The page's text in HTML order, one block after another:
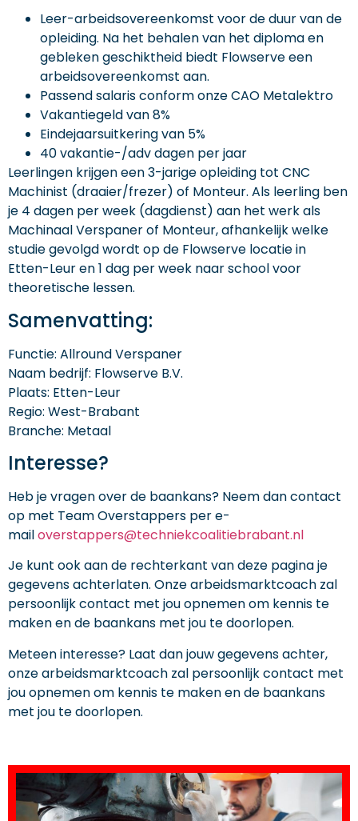
Leer-arbeidsovereenkomst voor de duur van de
opleiding. Na het behalen van het diploma en
gebleken geschiktheid biedt Flowserve een
arbeidsovereenkomst aan.
Passend salaris conform onze CAO Metalektro
Vakantiegeld van 8%
Eindejaarsuitkering van 5%
40 vakantie-/adv dagen per jaar
Leerlingen krijgen een 3-jarige opleiding tot CNC
Machinist (draaier/frezer) of Monteur. Als leerling ben
je 4 dagen per week (dagdienst) aan het werk als
Machinaal Verspaner of Monteur, afhankelijk welke
studie gevolgd wordt op de Flowserve locatie in
Etten-Leur en 1 dag per week naar school voor
theoretische lessen.
Samenvatting:
Functie: Allround Verspaner
Naam bedrijf: Flowserve B.V.
Plaats: Etten-Leur
Regio: West-Brabant
Branche: Metaal
Interesse?
Heb je vragen over de baankans? Neem dan contact
op met Team Overstappers per e-
mailoverstappers@techniekcoalitiebrabant.nl
Je kunt ook aan de rechterkant van deze pagina je
gegevens achterlaten. Onze arbeidsmarktcoach zal
persoonlijk contact met jou opnemen om kennis te
maken en de baankans met jou te doorlopen.
Meteen interesse? Laat dan jouw gegevens achter,
onze arbeidsmarktcoach zal persoonlijk contact met
jou opnemen om kennis te maken en de baankans
met jou te doorlopen.